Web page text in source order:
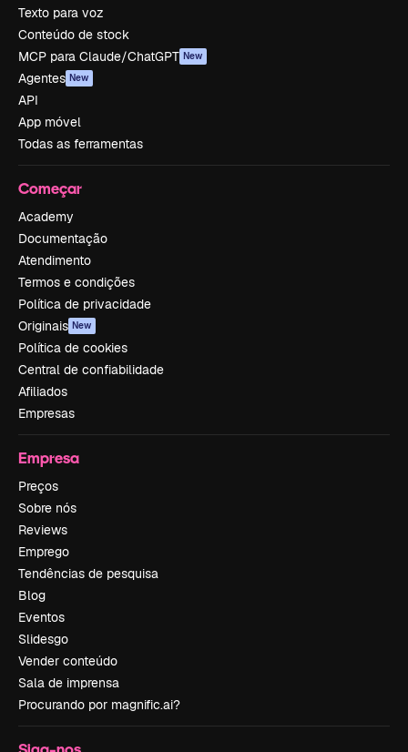
Texto para voz
Conteúdo de stock
MCP para Claude/ChatGPT New
Agentes New
API
App móvel
Todas as ferramentas
Começar
Academy
Documentação
Atendimento
Termos e condições
Política de privacidade
Originais New
Política de cookies
Central de confiabilidade
Afiliados
Empresas
Empresa
Preços
Sobre nós
Reviews
Emprego
Tendências de pesquisa
Blog
Eventos
Slidesgo
Vender conteúdo
Sala de imprensa
Procurando por magnific.ai?